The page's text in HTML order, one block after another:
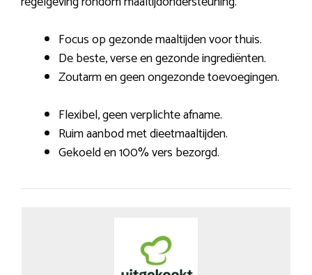
Focus op gezonde maaltijden voor thuis.
De beste, verse en gezonde ingrediënten.
Zoutarm en geen ongezonde toevoegingen.
Flexibel, geen verplichte afname.
Ruim aanbod met dieetmaaltijden.
Gekoeld en 100% vers bezorgd.